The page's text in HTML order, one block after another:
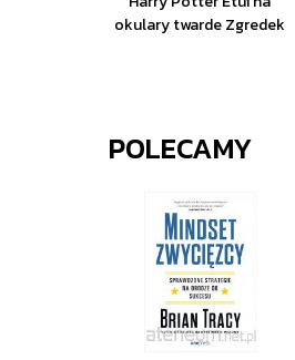
okulary twarde Zgredek
POLECAMY